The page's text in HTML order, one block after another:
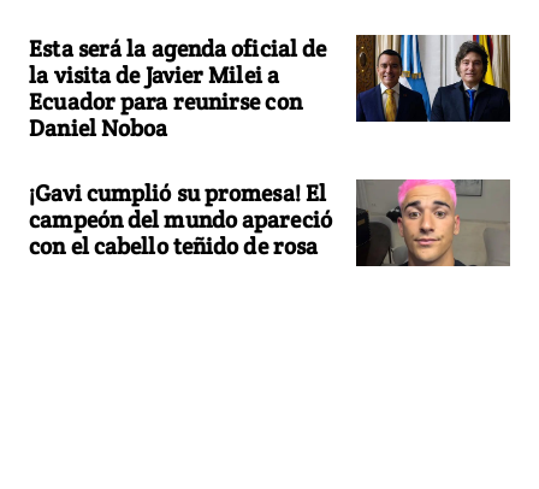
Esta será la agenda oficial de
la visita de Javier Milei a
Ecuador para reunirse con
Daniel Noboa
¡Gavi cumplió su promesa! El
campeón del mundo apareció
con el cabello teñido de rosa